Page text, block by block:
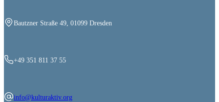
Bautzner Straße 49, 01099 Dresden
+49 351 811 37 55
info@kulturaktiv.org